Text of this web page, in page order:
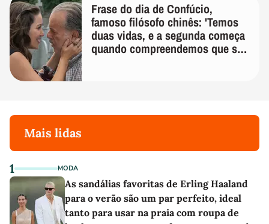
Frase do dia de Confúcio,
famoso filósofo chinês: 'Temos
duas vidas, e a segunda começa
quando compreendemos que só
Mais lidas
1 MODA
As sandálias favoritas de Erling Haaland
para o verão são um par perfeito, ideal
tanto para usar na praia com roupa de